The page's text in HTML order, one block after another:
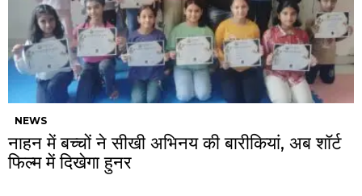
NEWS
नाहन में बच्चों ने सीखी अभिनय की बारीकियां, अब शॉर्ट
फिल्म में दिखेगा हुनर